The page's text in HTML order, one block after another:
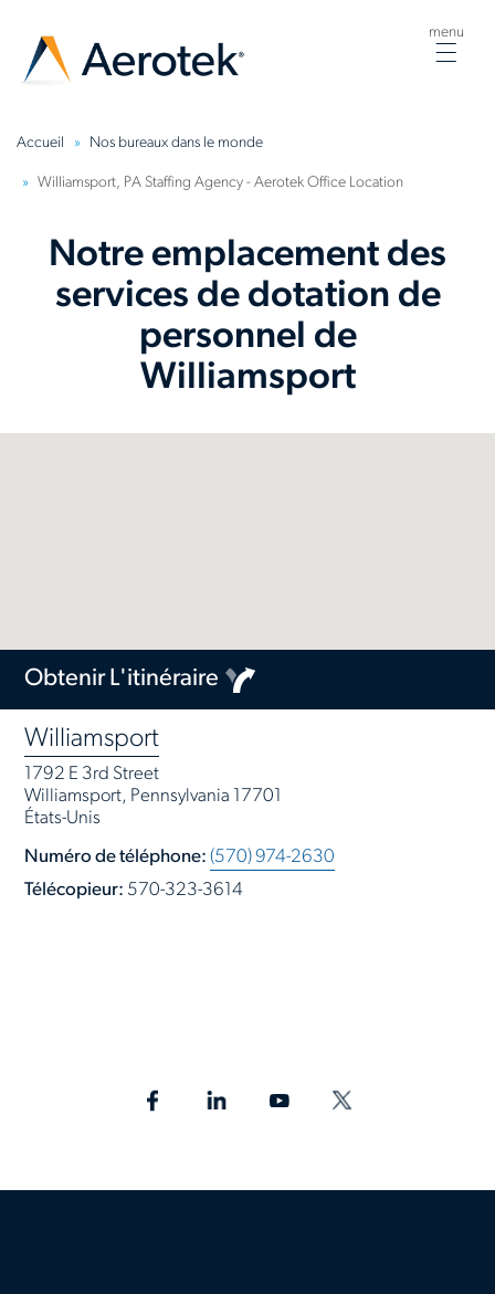
menu
Accueil Nos bureaux dans le monde
Williamsport, PA Staffing Agency - Aerotek Office Location
Notre emplacement des
services de dotation de
personnel de
Williamsport
Williamsport
1792 E 3rd Street
Williamsport, Pennsylvania 17701
États-Unis
Numéro de téléphone: (570) 974-2630
Télécopieur: 570-323-3614
Obtenir L'itinéraire